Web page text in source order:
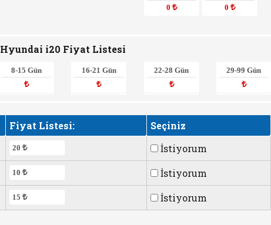
0
0
Hyundai i20 Fiyat Listesi
8-15 Gün 16-21 Gün 22-28 Gün 29-99 Gün
Fiyat Listesi:
Seçiniz
20
İstiyorum
10
İstiyorum
15 İstiyorum